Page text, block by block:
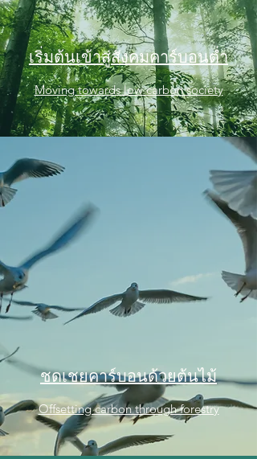
เริ่มต้นเข้าสู่สังคมคาร์บอนต่ำ
Moving towards low carbon society
ชดเชยคาร์บอนด้วยต้นไม้
Offsetting carbon through forestry